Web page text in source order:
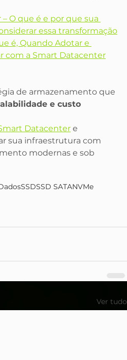
O que é e por que sua
essa transformação
é, Quando Adotar e
com a Smart Datacenter
de armazenamento que
e custo
Datacenter e
sua infraestrutura com
modernas e sob
SSDSSD SATANVMe
Ver tudo